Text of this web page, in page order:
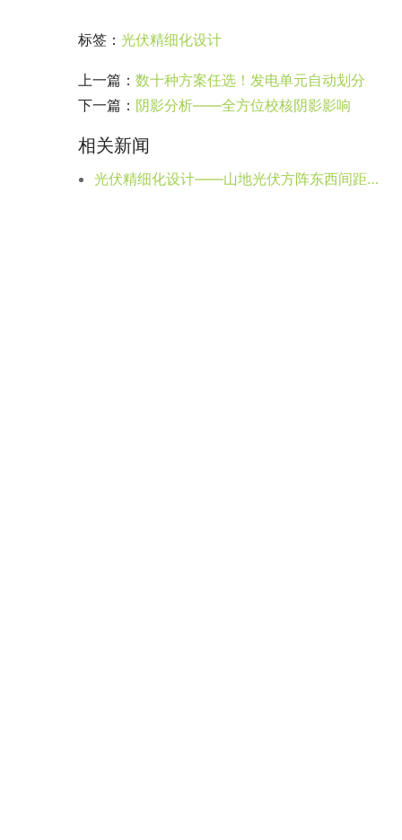
y
标签： 光伏精细化设计
上一篇： 数十种方案任选！发电单元自动划分
下一篇： 阴影分析——全方位校核阴影影响
相关新闻
光伏精细化设计——山地光伏方阵东西间距问题探讨